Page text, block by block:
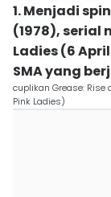
1. Menjadi
(1978), serial
Ladies (6
SMA yang
cuplikan Grease: Rise
Pink Ladies)